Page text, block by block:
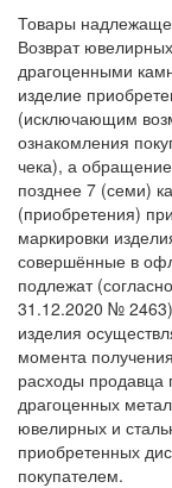
Товары
Возврат
драгоценными
изделие
(исключающим
ознакомления
чека), а
позднее 7 (семи)
(приобретения)
маркировки
совершённые в
подлежат
31.12.2020 №
изделия
момента
расходы продавца
драгоценных
ювелирных и
приобретенных
покупателем.